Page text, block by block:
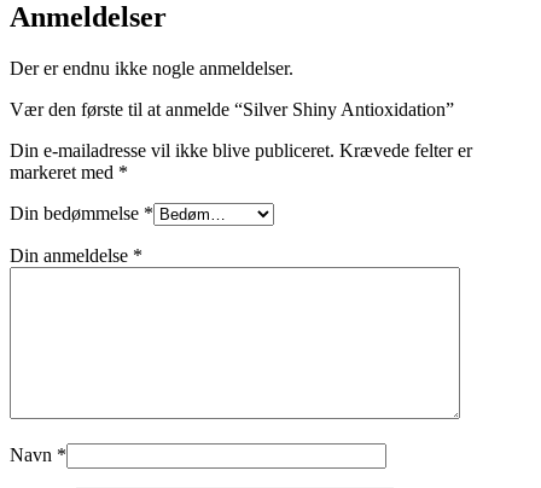
Anmeldelser
Der er endnu ikke nogle anmeldelser.
Vær den første til at anmelde “Silver Shiny Antioxidation”
Din e-mailadresse vil ikke blive publiceret. Krævede felter er
markeret med *
Din bedømmelse *
Din anmeldelse *
Navn *